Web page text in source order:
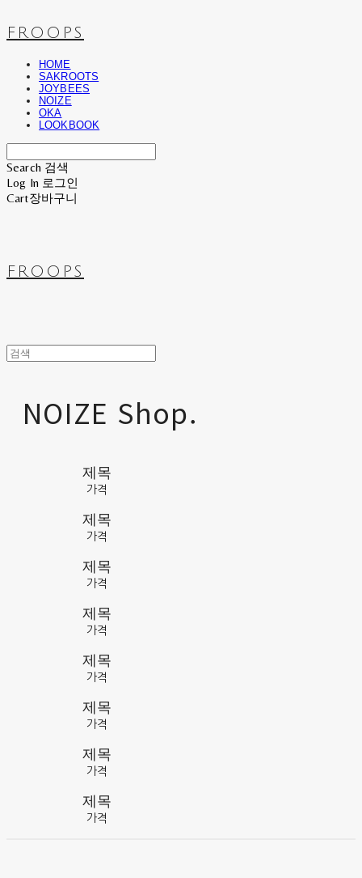
FROOPS
HOME
SAKROOTS
JOYBEES
NOIZE
OKA
LOOKBOOK
Search 검색
Log In 로그인
Cart장바구니
FROOPS
NOIZE Shop.
제목
가격
제목
가격
제목
가격
제목
가격
제목
가격
제목
가격
제목
가격
제목
가격